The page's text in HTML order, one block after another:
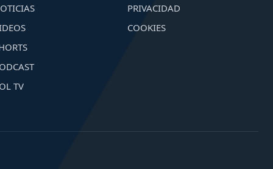
TV
PRIVACIDAD
COOKIES